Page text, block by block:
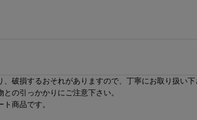
破損するおそれがありますので、丁寧にお取り扱い下
の引っかかりにご注意下さい。
商品です。